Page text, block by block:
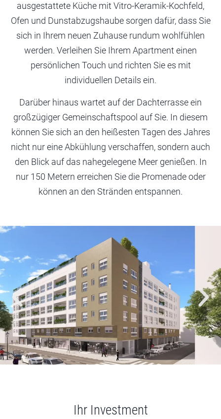
ausgestattete Küche mit Vitro-Keramik-Kochfeld,
Ofen und Dunstabzugshaube sorgen dafür, dass Sie
sich in Ihrem neuen Zuhause rundum wohlfühlen
werden. Verleihen Sie Ihrem Apartment einen
persönlichen Touch und richten Sie es mit
individuellen Details ein.
Darüber hinaus wartet auf der Dachterrasse ein
großzügiger Gemeinschaftspool auf Sie. In diesem
können Sie sich an den heißesten Tagen des Jahres
nicht nur eine Abkühlung verschaffen, sondern auch
den Blick auf das nahegelegene Meer genießen. In
nur 150 Metern erreichen Sie die Promenade oder
können an den Stränden entspannen.
Ihr Investment